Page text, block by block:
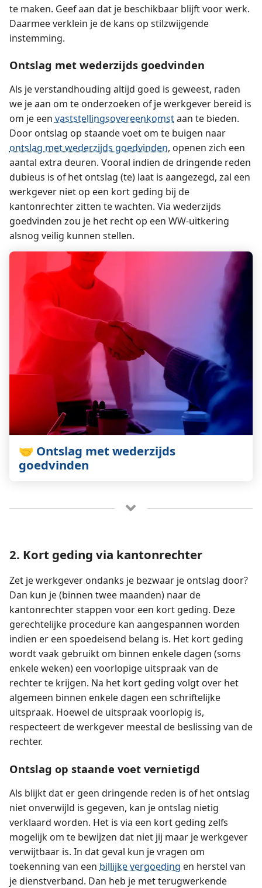
te maken. Geef aan dat je beschikbaar blijft voor werk.
Daarmee verklein je de kans op stilzwijgende
instemming.
Ontslag met wederzijds goedvinden
Als je verstandhouding altijd goed is geweest, raden
we je aan om te onderzoeken of je werkgever bereid is
om je een vaststellings­overeenkomstaan te bieden.
Door ontslag op staande voet om te buigen naar
ontslag met wederzijds goedvinden, openen zich een
aantal extra deuren. Vooral indien de dringende reden
dubieus is of het ontslag (te) laat is aangezegd, zal een
werkgever niet op een kort geding bij de
kantonrechter zitten te wachten. Via wederzijds
goedvinden zou je het recht op een WW-uitkering
alsnog veilig kunnen stellen.
🤝 Ontslag met wederzijds
goedvinden
2. Kort geding via kantonrechter
Zet je werkgever ondanks je bezwaar je ontslag door?
Dan kun je (binnen twee maanden) naar de
kantonrechter stappen voor een kort geding. Deze
gerechtelijke procedure kan aangespannen worden
indien er een spoedeisend belang is. Het kort geding
wordt vaak gebruikt om binnen enkele dagen (soms
enkele weken) een voorlopige uitspraak van de
rechter te krijgen. Na het kort geding volgt over het
algemeen binnen enkele dagen een schriftelijke
uitspraak. Hoewel de uitspraak voorlopig is,
respecteert de werkgever meestal de beslissing van de
rechter.
Ontslag op staande voet vernietigd
Als blijkt dat er geen dringende reden is of het ontslag
niet onverwijld is gegeven, kan je ontslag nietig
verklaard worden. Het is via een kort geding zelfs
mogelijk om te bewijzen dat niet jij maar je werkgever
verwijtbaar is. In dat geval kun je vragen om
toekenning van een billijke vergoeding en herstel van
je dienstverband. Dan heb je met terugwerkende